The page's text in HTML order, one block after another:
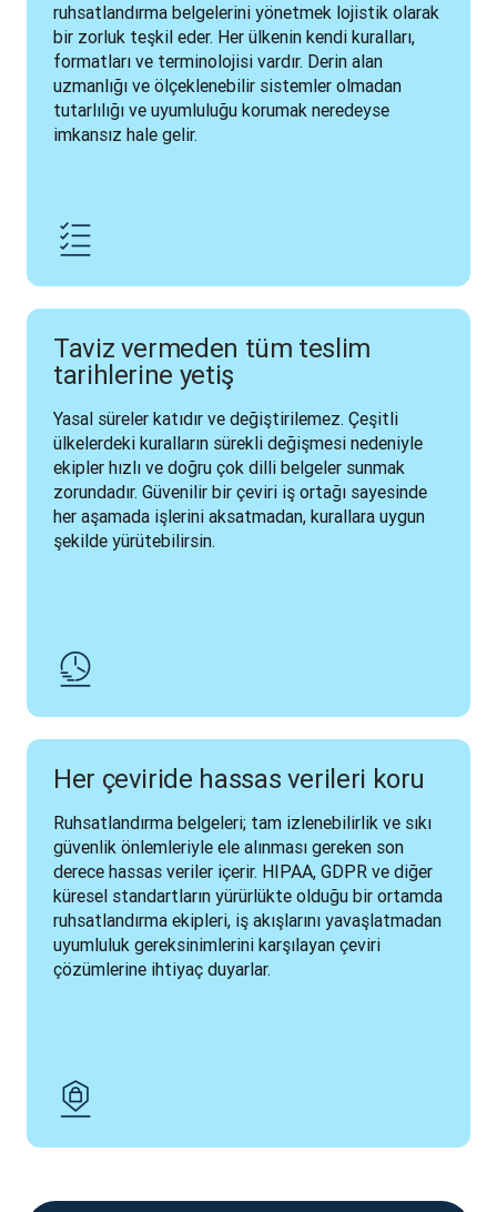
ruhsatlandırma belgelerini yönetmek lojistik olarak
bir zorluk teşkil eder. Her ülkenin kendi kuralları,
formatları ve terminolojisi vardır. Derin alan
uzmanlığı ve ölçeklenebilir sistemler olmadan
tutarlılığı ve uyumluluğu korumak neredeyse
imkansız hale gelir.
Taviz vermeden tüm teslim
tarihlerine yetiş
Yasal süreler katıdır ve değiştirilemez. Çeşitli
ülkelerdeki kuralların sürekli değişmesi nedeniyle
ekipler hızlı ve doğru çok dilli belgeler sunmak
zorundadır. Güvenilir bir çeviri iş ortağı sayesinde
her aşamada işlerini aksatmadan, kurallara uygun
şekilde yürütebilirsin.
Her çeviride hassas verileri koru
Ruhsatlandırma belgeleri; tam izlenebilirlik ve sıkı
güvenlik önlemleriyle ele alınması gereken son
derece hassas veriler içerir. HIPAA, GDPR ve diğer
küresel standartların yürürlükte olduğu bir ortamda
ruhsatlandırma ekipleri, iş akışlarını yavaşlatmadan
uyumluluk gereksinimlerini karşılayan çeviri
çözümlerine ihtiyaç duyarlar.